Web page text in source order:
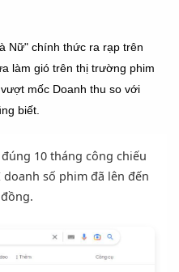
Nữ" chính thức ra rạp trên
làm gió trên thị trường phim
mốc Doanh thu so với
biết.
10 tháng công chiếu
doanh số phim đã lên đến